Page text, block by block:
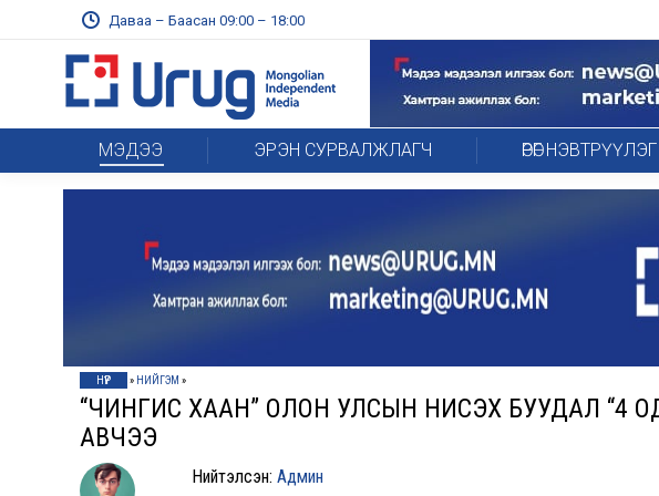
Даваа – Баасан 09:00 – 18:00
МЭДЭЭ ЭРЭН СУРВАЛЖЛАГЧ ӨРӨГ НЭВТРҮҮЛЭГ
НҮҮР » НИЙГЭМ »
“ЧИНГИС ХААН” ОЛОН УЛСЫН НИСЭХ БУУДАЛ “4
АВЧЭЭ
Нийтэлсэн:Админ